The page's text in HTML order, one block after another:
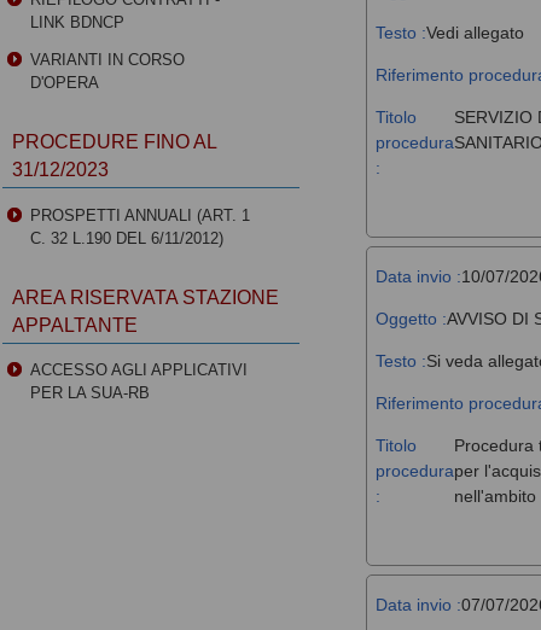
Testo :Vedi allegato
Riferimento
Titolo
procedura
:
SERVIZIO
Data invio :10/07/
Oggetto :AVVISO DI
Testo :Si veda
Riferimento
Titolo
procedura
:
Procedura
per
Data invio :07/07/
LINK BDNCP
VARIANTI IN CORSO
D'OPERA
PROCEDURE FINO AL
31/12/2023
PROSPETTI ANNUALI (ART. 1
C. 32 L.190 DEL 6/11/2012)
AREA RISERVATA STAZIONE
APPALTANTE
ACCESSO AGLI APPLICATIVI
PER LA SUA-RB